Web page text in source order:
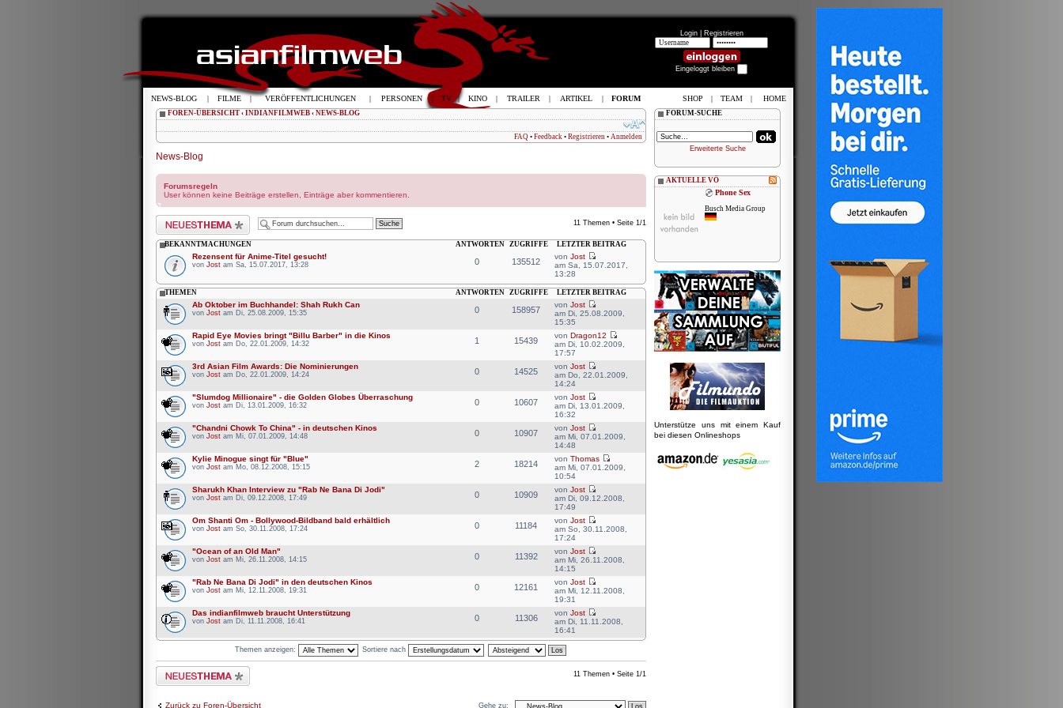
Login | Registrieren
Eingeloggt bleiben
FOREN-ÜBERSICHT ‹ INDIANFILMWEB ‹ NEWS-BLOG
FAQ • Feedback • Registrieren • Anmelden
News-Blog
Forumsregeln
User können keine Beiträge erstellen, Einträge aber kommentieren.
Neues Thema erstellen 11 Themen • Seite 1 /1
BEKANNTMACHUNGEN ANTWORTEN ZUGRIFFE LETZTER BEITRAG
Rezensent für Anime-Titel gesucht!
von Jost am Sa, 15.07.2017, 13:28 0 135512
vonJost
am Sa, 15.07.2017,
13:28
THEMEN ANTWORTEN ZUGRIFFE LETZTER BEITRAG
Ab Oktober im Buchhandel: Shah Rukh Can
von Jost am Di, 25.08.2009, 15:35 0 158957
vonJost
am Di, 25.08.2009,
15:35
Rapid Eye Movies bringt "Billu Barber" in die Kinos
von Jost am Do, 22.01.2009, 14:32 1 15439
vonDragon12
am Di, 10.02.2009,
17:57
3rd Asian Film Awards: Die Nominierungen
von Jost am Do, 22.01.2009, 14:24 0 14525
vonJost
am Do, 22.01.2009,
14:24
"Slumdog Millionaire" - die Golden Globes Überraschung
von Jost am Di, 13.01.2009, 16:32 0 10607
vonJost
am Di, 13.01.2009,
16:32
"Chandni Chowk To China" - in deutschen Kinos
von Jost am Mi, 07.01.2009, 14:48 0 10907
vonJost
am Mi, 07.01.2009,
14:48
Kylie Minogue singt für "Blue"
von Jost am Mo, 08.12.2008, 15:15 2 18214
vonThomas
am Mi, 07.01.2009,
10:54
Sharukh Khan Interview zu "Rab Ne Bana Di Jodi"
von Jost am Di, 09.12.2008, 17:49 0 10909
vonJost
am Di, 09.12.2008,
17:49
Om Shanti Om - Bollywood-Bildband bald erhältlich
von Jost am So, 30.11.2008, 17:24 0 11184
vonJost
am So, 30.11.2008,
17:24
"Ocean of an Old Man"
von Jost am Mi, 26.11.2008, 14:15 0 11392
vonJost
am Mi, 26.11.2008,
14:15
"Rab Ne Bana Di Jodi" in den deutschen Kinos
von Jost am Mi, 12.11.2008, 19:31 0 12161
vonJost
am Mi, 12.11.2008,
19:31
Das indianfilmweb braucht Unterstützung
von Jost am Di, 11.11.2008, 16:41 0 11306
vonJost
am Di, 11.11.2008,
16:41
Themen anzeigen: Sortiere nach
Neues Thema erstellen 11 Themen • Seite 1 /1
Zurück zu Foren-Übersicht Gehe zu:
FORUM-SUCHE
Erweiterte Suche
AKTUELLE VÖ
Phone Sex
Busch Media Group
Unterstütze uns mit einem Kauf
bei diesen Onlineshops
NEWS-BLOG | FILME | VERÖFFENTLICHUNGEN | PERSONEN | TV | KINO | TRAILER | ARTIKEL | FORUM SHOP | TEAM | HOME